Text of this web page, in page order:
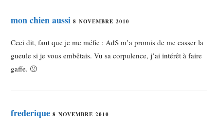
mon chien aussi 8 NOVEMBRE 2010
Ceci dit, faut que je me méfie : AdS m’a promis de me casser la
gueule si je vous embêtais. Vu sa corpulence, j’ai intérêt à faire
gaffe. 🙁
frederique 8 NOVEMBRE 2010